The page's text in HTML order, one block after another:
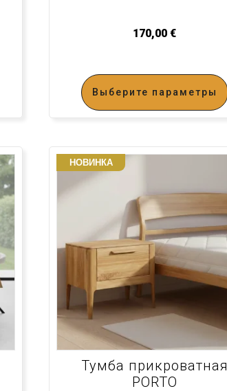
170,00€
Выберите параметры
НОВИНКА
Тумба прикроватная
PORTO